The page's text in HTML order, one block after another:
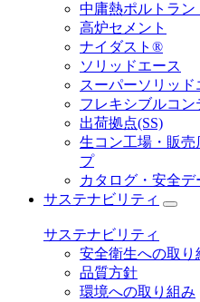
中庸熱ポルトラン
高炉セメント
ナイダスト®
ソリッドエース
スーパーソリッド
フレキシブルコ
出荷拠点(SS)
生コン工場・販売
プ
カタログ・安全デ
サステナビリティ
サステナビリティ
安全衛生への取り
品質方針
環境への取り組み